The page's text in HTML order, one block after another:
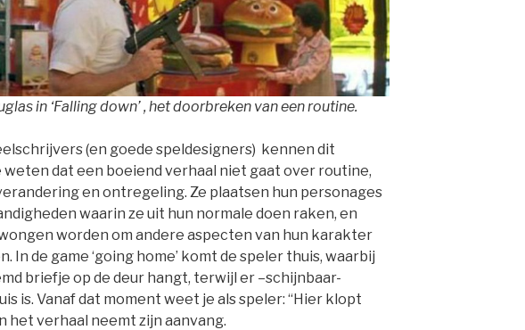
in ‘Falling down’ , het doorbreken van een routine.
(en goede speldesigners) kennen dit
weten dat een boeiend verhaal niet gaat over routine,
en ontregeling. Ze plaatsen hun personages
waarin ze uit hun normale doen raken, en
worden om andere aspecten van hun karakter
In de game ‘going home’ komt de speler thuis, waarbij
briefje op de deur hangt, terwijl er –schijnbaar-
is. Vanaf dat moment weet je als speler: “Hier klopt
het verhaal neemt zijn aanvang.